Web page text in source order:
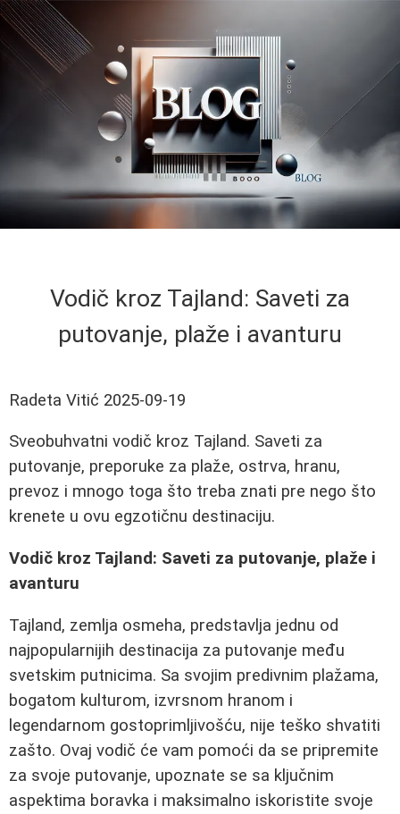
Vodič kroz Tajland: Saveti za
putovanje, plaže i avanturu
Radeta Vitić 2025-09-19
Sveobuhvatni vodič kroz Tajland. Saveti za
putovanje, preporuke za plaže, ostrva, hranu,
prevoz i mnogo toga što treba znati pre nego što
krenete u ovu egzotičnu destinaciju.
Vodič kroz Tajland: Saveti za putovanje, plaže i
avanturu
Tajland, zemlja osmeha, predstavlja jednu od
najpopularnijih destinacija za putovanje među
svetskim putnicima. Sa svojim predivnim plažama,
bogatom kulturom, izvrsnom hranom i
legendarnom gostoprimljivošću, nije teško shvatiti
zašto. Ovaj vodič će vam pomoći da se pripremite
za svoje putovanje, upoznate se sa ključnim
aspektima boravka i maksimalno iskoristite svoje